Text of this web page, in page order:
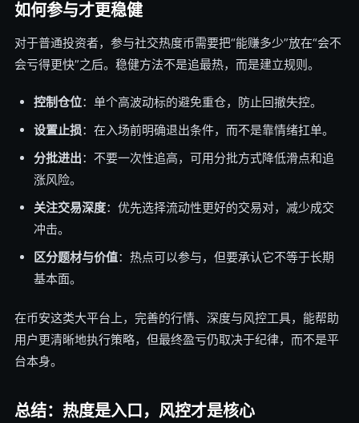
如何参与才更稳健
对于普通投资者，参与社交热度币需要把“能赚多少”放在“会不
会亏得更快”之后。稳健方法不是追最热，而是建立规则。
控制仓位：单个高波动标的避免重仓，防止回撤失控。
设置止损：在入场前明确退出条件，而不是靠情绪扛单。
分批进出：不要一次性追高，可用分批方式降低滑点和追
涨风险。
关注交易深度：优先选择流动性更好的交易对，减少成交
冲击。
区分题材与价值：热点可以参与，但要承认它不等于长期
基本面。
在币安这类大平台上，完善的行情、深度与风控工具，能帮助
用户更清晰地执行策略，但最终盈亏仍取决于纪律，而不是平
台本身。
总结：热度是入口，风控才是核心